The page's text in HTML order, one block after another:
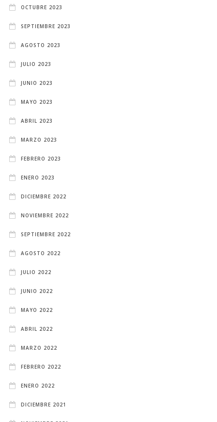
OCTUBRE 2023
SEPTIEMBRE 2023
AGOSTO 2023
JULIO 2023
JUNIO 2023
MAYO 2023
ABRIL 2023
MARZO 2023
FEBRERO 2023
ENERO 2023
DICIEMBRE 2022
NOVIEMBRE 2022
SEPTIEMBRE 2022
AGOSTO 2022
JULIO 2022
JUNIO 2022
MAYO 2022
ABRIL 2022
MARZO 2022
FEBRERO 2022
ENERO 2022
DICIEMBRE 2021